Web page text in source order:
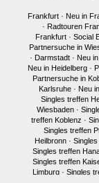
Frankfurt · Neu in
· Radtouren
Frankfurt· Social
Partnersuche in
· Darmstadt· Neu
Neu in Heidelberg ·
Partnersuche in
Karlsruhe· Neu
Singles treffen
Wiesbaden·
treffen Koblenz ·
Singles treffen
Heilbronn·
Singles treffen
Singles treffen
Limburg· Singles